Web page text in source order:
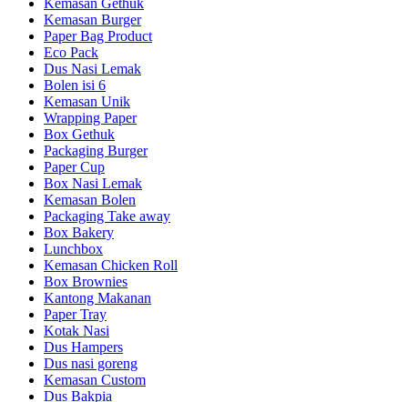
Kemasan Gethuk
Kemasan Burger
Paper Bag Product
Eco Pack
Dus Nasi Lemak
Bolen isi 6
Kemasan Unik
Wrapping Paper
Box Gethuk
Packaging Burger
Paper Cup
Box Nasi Lemak
Kemasan Bolen
Packaging Take away
Box Bakery
Lunchbox
Kemasan Chicken Roll
Box Brownies
Kantong Makanan
Paper Tray
Kotak Nasi
Dus Hampers
Dus nasi goreng
Kemasan Custom
Dus Bakpia